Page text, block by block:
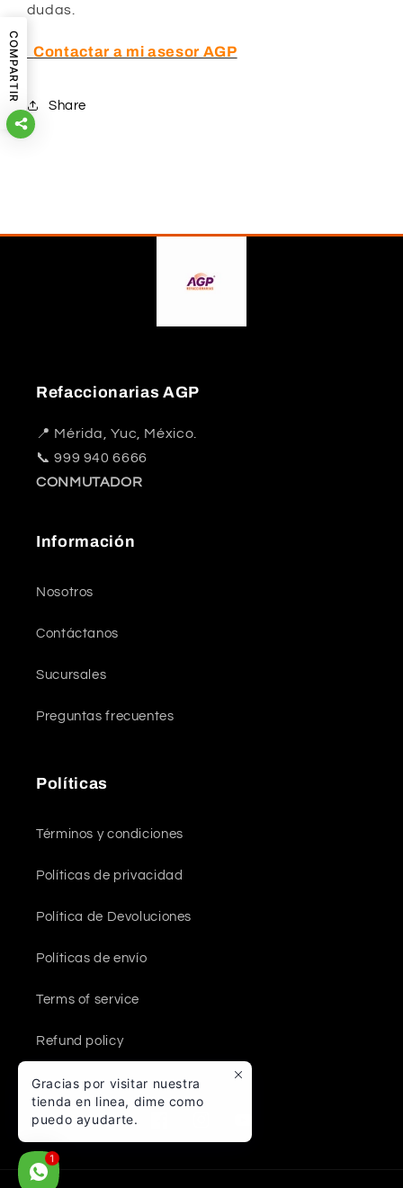
dudas.
Contactar a mi asesor AGP
Share
Refaccionarias AGP
📍 Mérida, Yuc, México.
📞 999 940 6666
CONMUTADOR
Información
Nosotros
Contáctanos
Sucursales
Preguntas frecuentes
Políticas
Términos y condiciones
Políticas de privacidad
Política de Devoluciones
Políticas de envío
Terms of service
Refund policy
Gracias por visitar nuestra
tienda en linea, dime como
puedo ayudarte.
1
COMPARTIR